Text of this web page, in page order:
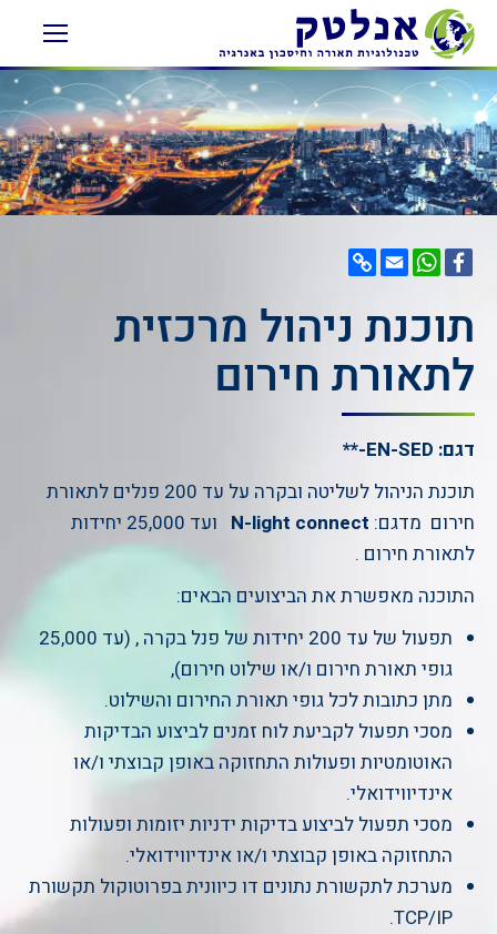
Facebook
WhatsApp
Email
Copy
Link
תוכנת ניהול מרכזית
לתאורת חירום
דגם: EN-SED-**
תוכנת הניהול לשליטה ובקרה על עד 200 פנלים לתאורת
חירום מדגם: N-light connect
ועד 25,000 יחידות
לתאורת חירום .
התוכנה מאפשרת את הביצועים הבאים:
תפעול של עד 200 יחידות של פנל בקרה , (עד 25,000
גופי תאורת חירום ו/או שילוט חירום),
מתן כתובות לכל גופי תאורת החירום והשילוט.
מסכי תפעול לקביעת לוח זמנים לביצוע הבדיקות
האוטומטיות ופעולות התחזוקה באופן קבוצתי ו/או
אינדיווידואלי.
מסכי תפעול לביצוע בדיקות ידניות יזומות ופעולות
התחזוקה באופן קבוצתי ו/או אינדיווידואלי.
מערכת לתקשורת נתונים דו כיוונית בפרוטוקול תקשורת
TCP/IP.